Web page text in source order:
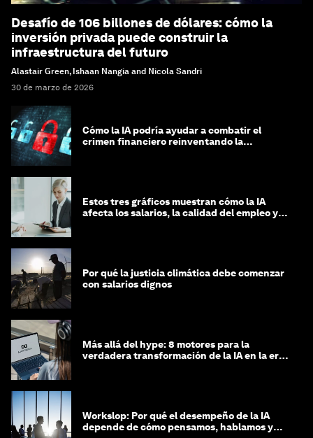
Desafío de 106 billones de dólares: cómo la
inversión privada puede construir la
infraestructura del futuro
Alastair Green, Ishaan Nangia and Nicola Sandri
30 de marzo de 2026
Cómo la IA podría ayudar a combatir el
crimen financiero reinventando la
Estos tres gráficos muestran cómo la IA
afecta los salarios, la calidad del empleo y
Por qué la justicia climática debe comenzar
con salarios dignos
Más allá del hype: 8 motores para la
verdadera transformación de la IA en la era
Workslop: Por qué el desempeño de la IA
depende de cómo pensamos, hablamos y